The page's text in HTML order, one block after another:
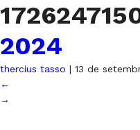
2024
thercius tasso | 13 de
←
→